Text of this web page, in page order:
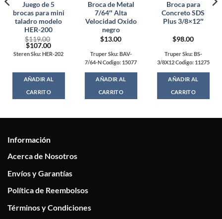
Juego de 5
brocas para mini
taladro modelo
HER-200
$119.00
Original
price
was:
$107.00Current
price
is:
Steren Sku: HER-202
AÑADIR AL
CARRITO
Broca de Metal
7/64″ Alta
Velocidad Oxido
negro
$13.00
Truper Sku: BAV-
7/64-N Codigo: 15077
AÑADIR AL
CARRITO
Broca para
Concreto SDS
Plus 3/8×12″
$98.00
Truper Sku: BS-
3/8X12 Codigo: 11275
AÑADIR AL
CARRITO
Información
Acerca de Nosotros
Envíos y Garantías
Política de Reembolsos
Términos y Condiciones